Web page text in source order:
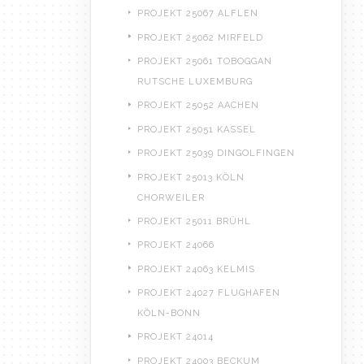
PROJEKT 25067 ALFLEN
PROJEKT 25062 MIRFELD
PROJEKT 25061 TOBOGGAN
RUTSCHE LUXEMBURG
PROJEKT 25052 AACHEN
PROJEKT 25051 KASSEL
PROJEKT 25039 DINGOLFINGEN
PROJEKT 25013 KÖLN
CHORWEILER
PROJEKT 25011 BRÜHL
PROJEKT 24066
PROJEKT 24063 KELMIS
PROJEKT 24027 FLUGHAFEN
KÖLN-BONN
PROJEKT 24014
PROJEKT 24003 BECKUM